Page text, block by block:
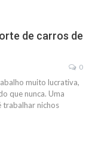
de carros de
0
muito lucrativa,
que nunca. Uma
trabalhar nichos